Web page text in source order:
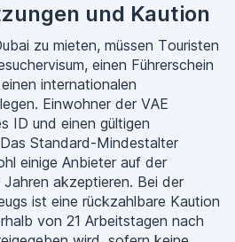
und Kaution
zu mieten, müssen Touristen
einen Führerschein
internationalen
Einwohner der VAE
ID und einen gültigen
Standard-Mindestalter
einige Anbieter auf der
akzeptieren. Bei der
ist eine rückzahlbare Kaution
von 21 Arbeitstagen nach